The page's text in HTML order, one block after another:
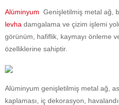
Alüminyum Genişletilmiş metal ağ,
levha damgalama ve çizim işlemi
görünüm, hafiflik, kaymayı önleme
özelliklerine sahiptir.
Alüminyum genişletilmiş metal ağ,
kaplaması, iç dekorasyon,